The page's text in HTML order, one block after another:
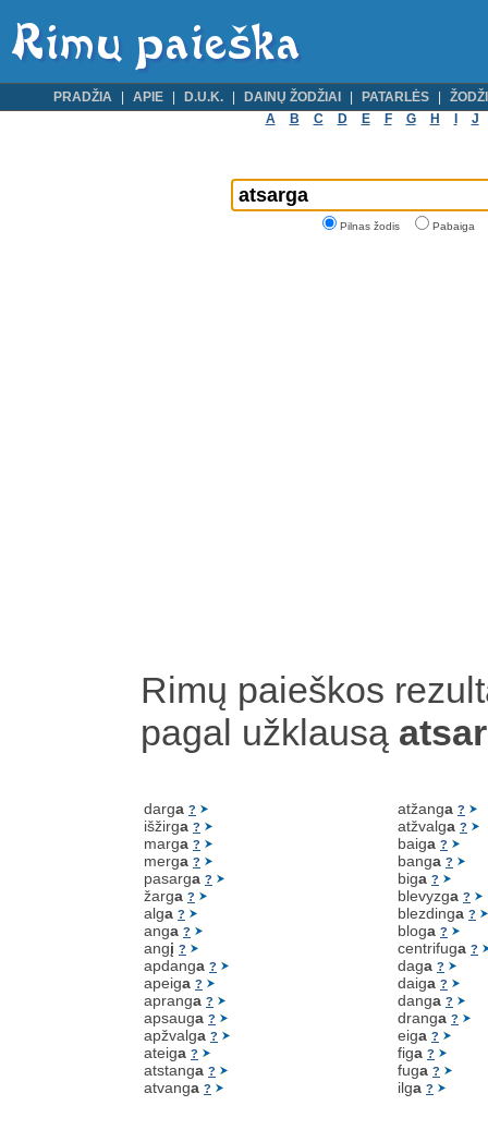
PRADŽIA APIE D.U.K. DAINŲ ŽODŽIAI PATARLĖS
A
B C D E F G H J
Pilnas žodis Pabaiga
Rimų paieškos
pagal užklausą
darga ?
išžirga ?
marga ?
merga ?
pasarga ?
žarga ?
alga ?
anga ?
angį ?
apdanga ?
apeiga ?
apranga ?
apsauga ?
apžvalga ?
ateiga ?
atstanga ?
atvanga ?
atžanga ?
atžvalga ?
baiga ?
banga ?
biga ?
blevyzga ?
blezdinga ?
bloga ?
centrifuga ?
daga ?
daiga ?
danga ?
dranga ?
eiga ?
figa ?
fuga ?
ilga ?